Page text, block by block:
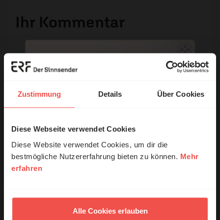
Zustimmung Details Über Cookies
Diese Webseite verwendet Cookies
Diese Website verwendet Cookies, um dir die
bestmögliche Nutzererfahrung bieten zu können. Mehr
erfahren
Alle Cookies erlauben
Ihr Kommentar
Name:
E-Mail:
Die E-Mail-Adresse wird nicht veröffentlicht.
Kommentar:
© Ruth Schneider / ERF